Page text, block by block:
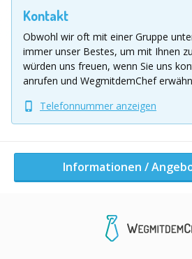
Schnaps- und Likörproben
Bierbrauseminar
Akkordeonspieler
Tanzvorführung einer Eifeler
Alleinunterhalter
Live Band, z.B. als Swing,
Indoor Hopfengaudi“ als
oder als Teambuilding mit
Hopfenquiz, …
Casinoabend, mit z.B.: Black
Sobald wir wissen, ob Ihnen das
würden wir den Hopfenabend
Kontakt
Obwohl wir oft mit einer Gruppe
immer unser Bestes, um mit Ihnen
würden uns freuen, wenn Sie uns
anrufen und WegmitdemChef
Telefonnummer anzeigen
Informationen /